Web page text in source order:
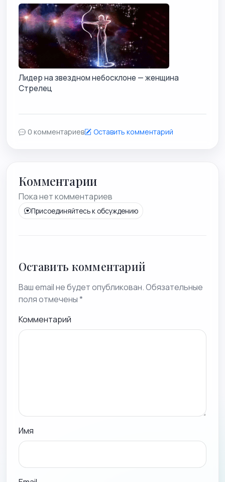
Лидер на звездном небосклоне — женщина
Стрелец
0 комментариев Оставить комментарий
Комментарии
Пока нет комментариев
Присоединяйтесь к обсуждению
Оставить комментарий
Ваш email не будет опубликован. Обязательные
поля отмечены *
Комментарий
Имя